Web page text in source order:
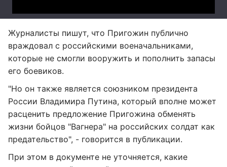
Журналисты пишут, что Пригожин публично
враждовал с российскими военачальниками,
которые не смогли вооружить и пополнить запасы
его боевиков.
"Но он также является союзником президента
России Владимира Путина, который вполне может
расценить предложение Пригожина обменять
жизни бойцов "Вагнера" на российских солдат как
предательство", - говорится в публикации.
При этом в документе не уточняется, какие